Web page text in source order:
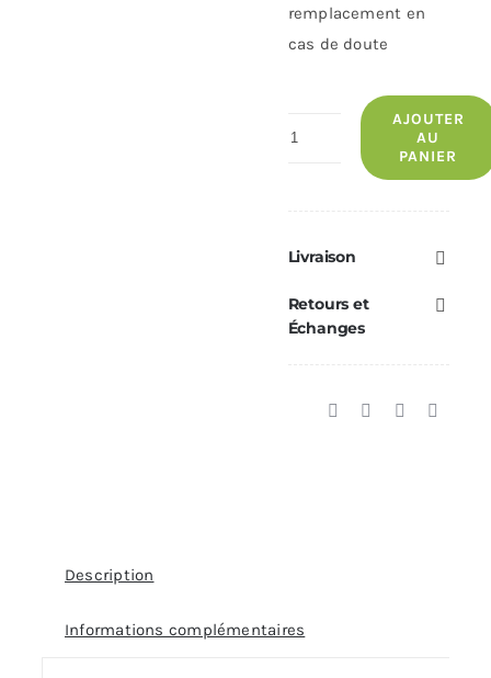
remplacement en
cas de doute
quantité
MCZ
Réf.
4160469
AJOUTER
AU
PANIER
Livraison
Retours et
Échanges
Description
Informations complémentaires